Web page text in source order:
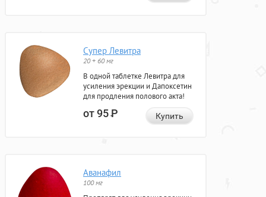
Супер Левитра
20 + 60 мг
В одной таблетке Левитра для
усиления эрекции и Дапоксетин
для продления полового акта!
от 95Р Купить
Аванафил
100 мг